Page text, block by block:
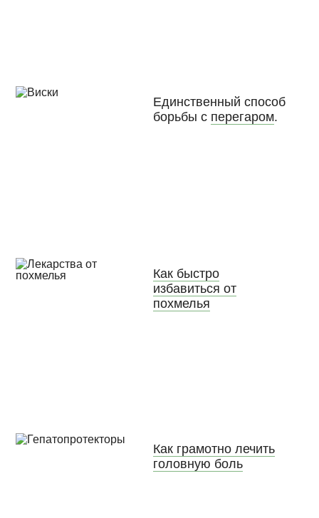
Единственный способ
борьбы с перегаром.
Как быстро
избавиться от
похмелья
Как грамотно лечить
головную боль